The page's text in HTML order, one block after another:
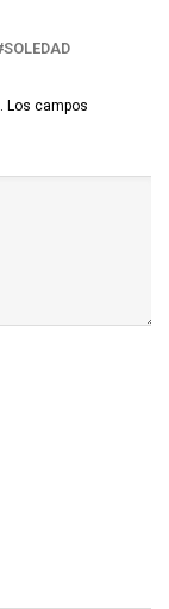
SOLEDAD
Los campos